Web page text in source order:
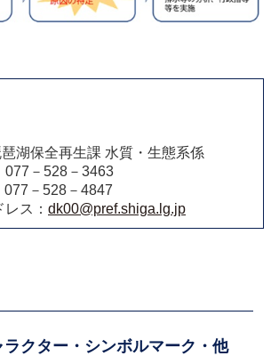
湖保全再生課 水質・生態系係
077－528－3463
077－528－4847
ス： dk00@pref.shiga.lg.jp
ラクター・シンボルマーク・他